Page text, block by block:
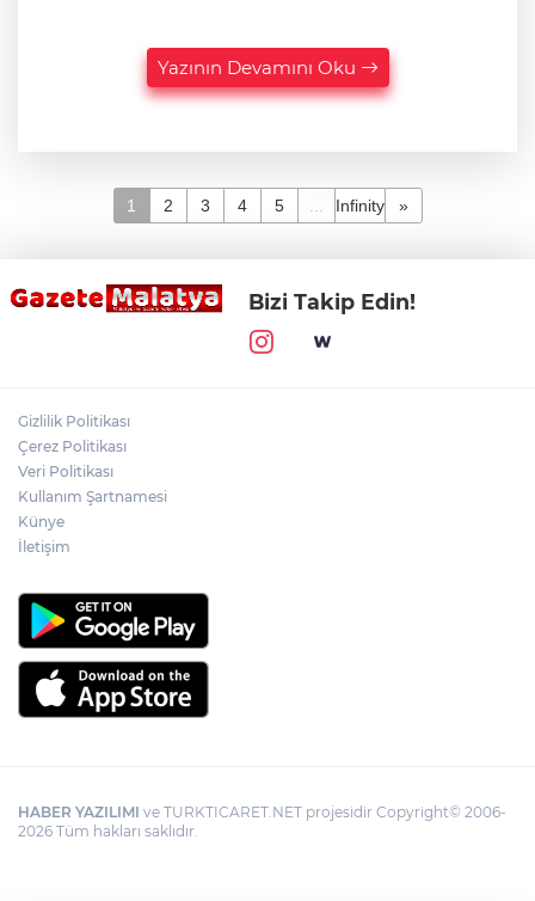
Yazının Devamını Oku
1 2 3 4 5 Infinity »
Bizi Takip Edin!
Gizlilik Politikası
Çerez Politikası
Veri Politikası
Kullanım Şartnamesi
Künye
İletişim
HABER YAZILIMI ve TURKTICARET.NET projesidir Copyright© 2006-
2026 Tüm hakları saklıdır.